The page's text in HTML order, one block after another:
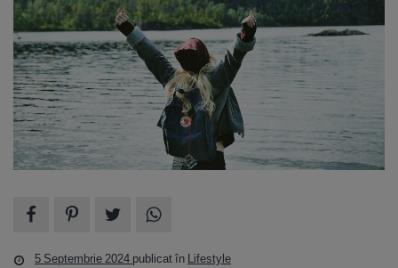
5 Septembrie 2024 publicat în Lifestyle